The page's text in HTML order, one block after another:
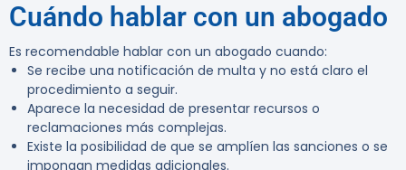
Cuándo hablar con un abogado
Es recomendable hablar con un abogado cuando:
Se recibe una notificación de multa y no está claro el
procedimiento a seguir.
Aparece la necesidad de presentar recursos o
reclamaciones más complejas.
Existe la posibilidad de que se amplíen las sanciones o se
impongan medidas adicionales.